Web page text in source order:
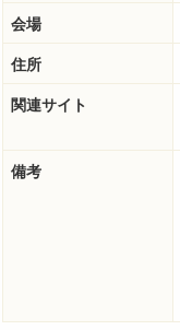
会場
住所
関連サイト
備考